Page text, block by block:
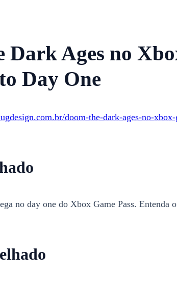
Dark Ages no
Day One
doom-the-dark-ages-no-
no day one do Xbox Game Pass.